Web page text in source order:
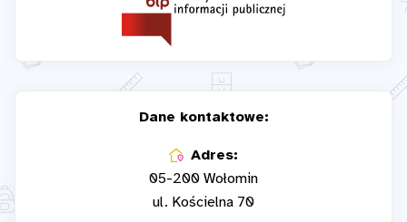
Dane kontaktowe:
Adres:
05-200 Wołomin
ul. Kościelna 70